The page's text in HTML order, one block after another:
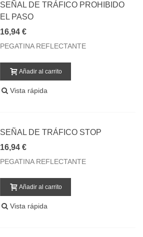
SEÑAL DE TRÁFICO PROHIBIDO
EL PASO
16,94 €
PEGATINA REFLECTANTE
Añadir al carrito
Vista rápida
SEÑAL DE TRÁFICO STOP
16,94 €
PEGATINA REFLECTANTE
Añadir al carrito
Vista rápida